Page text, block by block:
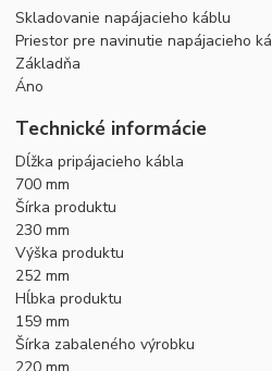
Skladovanie napájacieho káblu
Priestor pre navinutie napájacieho
Základňa
Áno
Technické informácie
Dĺžka pripájacieho kábla
700 mm
Šírka produktu
230 mm
Výška produktu
252 mm
Hĺbka produktu
159 mm
Šírka zabaleného výrobku